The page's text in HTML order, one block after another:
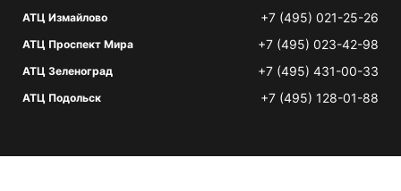
АТЦ Измайлово +7 (495) 021-25-26
АТЦ Проспект Мира +7 (495) 023-42-98
АТЦ Зеленоград +7 (495) 431-00-33
АТЦ Подольск +7 (495) 128-01-88